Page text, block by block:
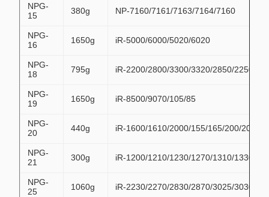
NPG-
15
380g NP-7160/7161/7163/7164/7160
NPG-
16
1650g iR-5000/6000/5020/6020
NPG-
18
795g iR-2200/2800/3300/3320/2850/2250
NPG-
19
1650g iR-8500/9070/105/85
NPG-
20
440g iR-1600/1610/2000/155/165/200/2010
NPG-
21
300g iR-1200/1210/1230/1270/1310/1330/
NPG-
25
1060g iR-2230/2270/2830/2870/3025/3030/